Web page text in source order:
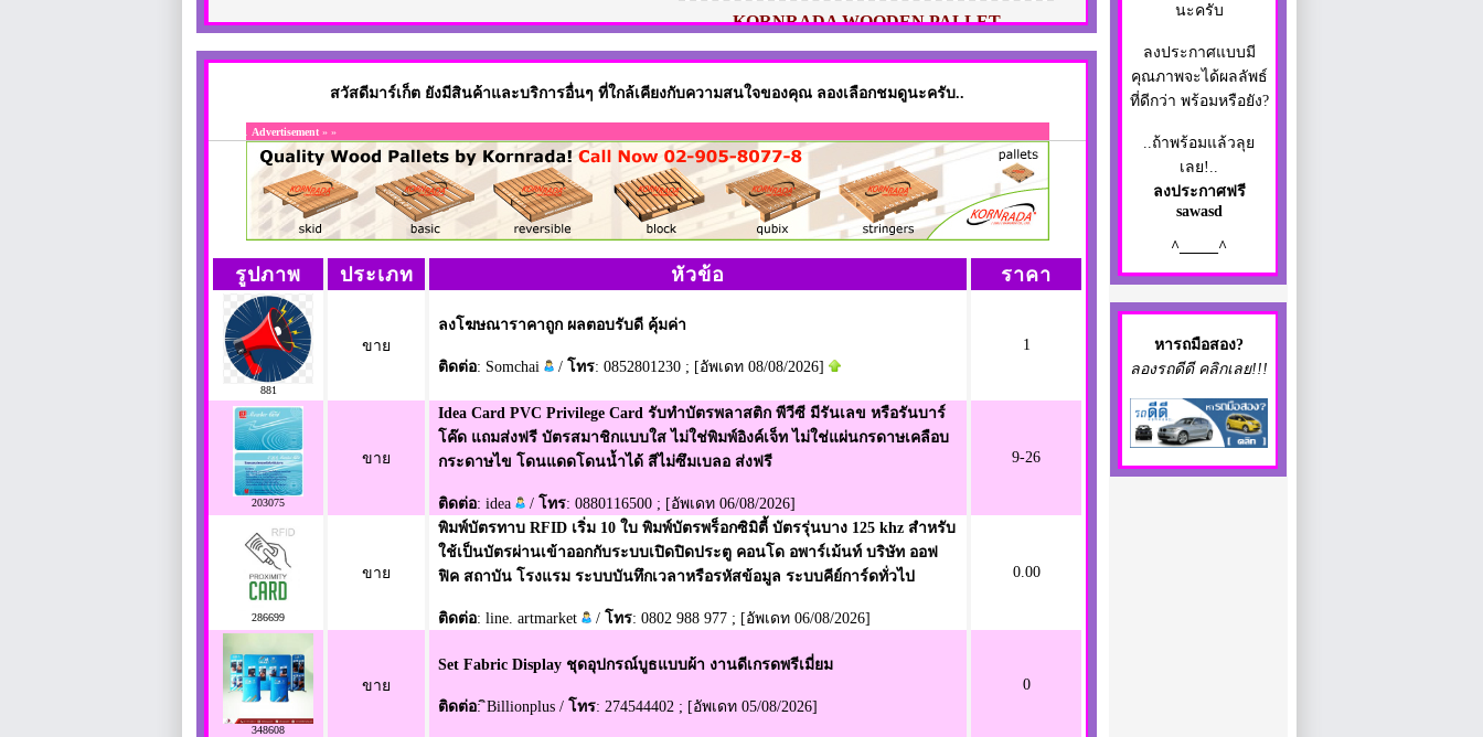
KORNRADA WOODEN PALLET
สวัสดีมาร์เก็ต ยังมีสินค้าและบริการอื่นๆ ที่ใกล้เคียงกับความสนใจของคุณ ลองเลือกชมดูนะครับ..
Advertisement» »
รูปภาพ ประเภท หัวข้อ ราคา
881
ขาย
ลงโฆษณาราคาถูก ผลตอบรับดี คุ้มค่า
ติดต่อ: Somchai / โทร: 0852801230 ; [อัพเดท 08/08/2026]
1
203075
ขาย
Idea Card PVC Privilege Card รับทำบัตรพลาสติก พีวีซี มีรันเลข หรือรันบาร์
โค๊ด แถมส่งฟรี บัตรสมาชิกแบบใส ไม่ใช่พิมพ์อิงค์เจ็ท ไม่ใช่แผ่นกรดาษเคลือบ
กระดาษไข โดนแดดโดนน้ำได้ สีไม่ซึมเบลอ ส่งฟรี
ติดต่อ: idea / โทร: 0880116500 ; [อัพเดท 06/08/2026]
9-26
286699
ขาย
พิมพ์บัตรทาบ RFID เริ่ม 10 ใบ พิมพ์บัตรพร็อกซิมิตี้ บัตรรุ่นบาง 125 khz สำหรับ
ใช้เป็นบัตรผ่านเข้าออกกับระบบเปิดปิดประตู คอนโด อพาร์เม้นท์ บริษัท ออฟ
ฟิค สถาบัน โรงแรม ระบบบันทึกเวลาหรือรหัสข้อมูล ระบบคีย์การ์ดทั่วไป
ติดต่อ: line. artmarket / โทร: 0802 988 977 ; [อัพเดท 06/08/2026]
0.00
348608
ขาย
Set Fabric Display ชุดอุปกรณ์บูธแบบผ้า งานดีเกรดพรีเมี่ยม
ติดต่อ: ิBillionplus / โทร: 274544402 ; [อัพเดท 05/08/2026]
0
นะครับ
ลงประกาศแบบมี
คุณภาพจะได้ผลลัพธ์
ที่ดีกว่า พร้อมหรือยัง?
..ถ้าพร้อมแล้วลุย
เลย!..
ลงประกาศฟรี
sawasd
^_____^
หารถมือสอง?
ลองรถดีดี คลิกเลย!!!